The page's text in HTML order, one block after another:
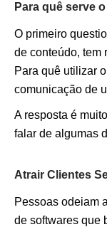
Para quê serve
O primeiro
de conteúdo, tem
Para quê utilizar
comunicação de
A resposta é
falar de algumas
Atrair Clientes
Pessoas odeiam
de softwares que